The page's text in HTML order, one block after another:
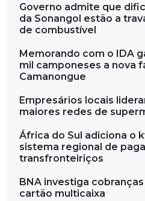
Governo admite que
da Sonangol estão a
de combustível
Memorando com o IDA
mil camponeses a nova
Camanongue
Empresários locais
maiores redes de
África do Sul adiciona o
sistema regional de
transfronteiriços
BNA investiga
cartão multicaixa